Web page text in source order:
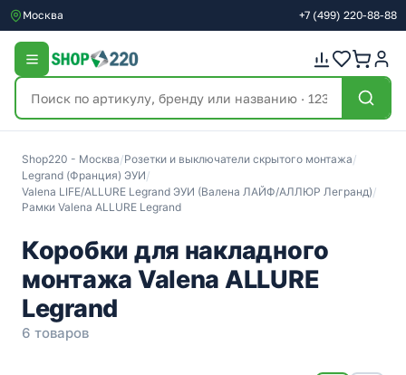
Москва +7 (499) 220-88-88
Shop220 - Москва/Розетки и выключатели скрытого монтажа/
Legrand (Франция) ЭУИ/
Valena LIFE/ALLURE Legrand ЭУИ (Валена ЛАЙФ/АЛЛЮР Легранд)/
Рамки Valena ALLURE Legrand
Коробки для накладного
монтажа Valena ALLURE
Legrand
6 товаров